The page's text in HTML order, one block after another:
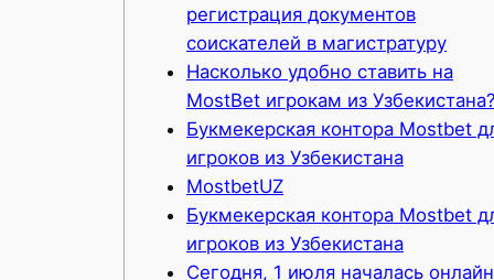
регистрация документов
соискателей в магистратуру
Насколько удобно ставить на
MostBet игрокам из Узбекистана?
Букмекерская контора Mostbet
игроков из Узбекистана
MostbetUZ
Букмекерская контора Mostbet
игроков из Узбекистана
Сегодня, 1 июля началась